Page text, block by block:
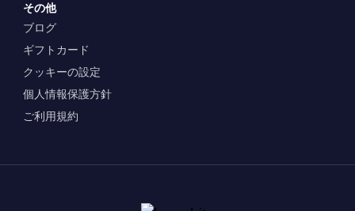
その他
ブログ
ギフトカード
クッキーの設定
個人情報保護方針
ご利用規約